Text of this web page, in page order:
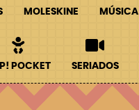
MOLESKINE MÚSICA
POCKET SERIADOS